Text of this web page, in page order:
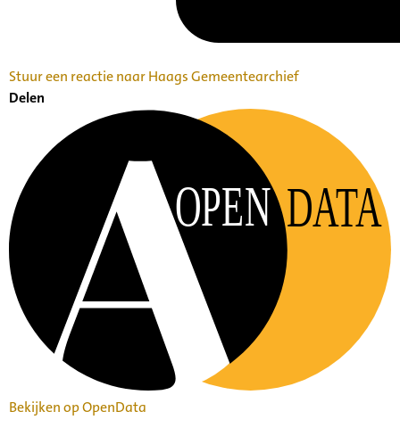
Stuur een reactie naar Haags Gemeentearchief
Delen
OPEN DATA
Bekijken op OpenData